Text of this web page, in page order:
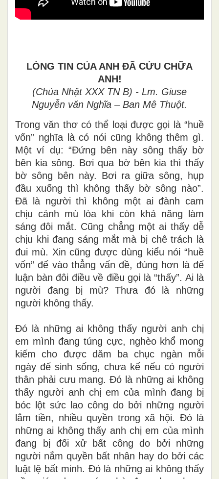
LÒNG TIN CỦA ANH ĐÃ CỨU CHỮA
ANH!
(Chúa Nhật XXX TN B) - Lm. Giuse
Nguyễn văn Nghĩa – Ban Mê Thuột.
Trong văn thơ có thể loại được gọi là “huề
vốn” nghĩa là có nói cũng không thêm gì.
Một ví dụ: “Đứng bên này sông thấy bờ
bên kia sông. Bơi qua bờ bên kia thì thấy
bờ sông bên này. Bơi ra giữa sông, hụp
đầu xuống thì không thấy bờ sông nào”.
Đã là người thì không một ai đành cam
chịu cảnh mù lòa khi còn khả năng làm
sáng đôi mắt. Cũng chẳng một ai thấy dễ
chịu khi đang sáng mắt mà bị chê trách là
đui mù. Xin cũng được dùng kiểu nói “huề
vốn” để vào thẳng vấn đề, đúng hơn là để
luận bàn đôi điều về điều gọi là “thấy”. Ai là
người đang bị mù? Thưa đó là những
người không thấy.
Đó là những ai không thấy người anh chị
em mình đang túng cực, nghèo khổ mong
kiếm cho được dăm ba chục ngàn mỗi
ngày để sinh sống, chưa kể nếu có người
thân phải cưu mang. Đó là những ai không
thấy người anh chị em của mình đang bị
bóc lột sức lao công do bởi những người
lắm tiền, nhiều quyền trong xã hội. Đó là
những ai không thấy anh chị em của mình
đang bị đối xử bất công do bởi những
người nắm quyền bất nhân hay do bởi các
luật lệ bất minh. Đó là những ai không thấy